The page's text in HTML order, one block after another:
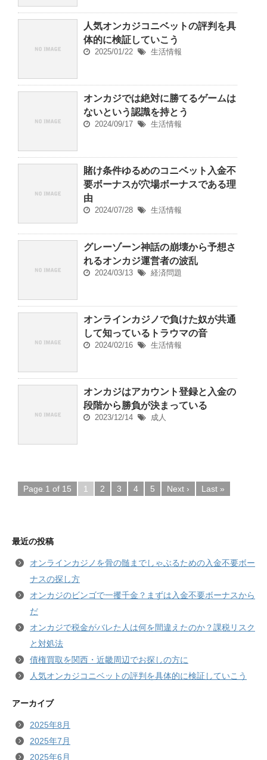
人気オンカジコニベットの評判を具
体的に検証していこう
2025/01/22 生活情報
オンカジでは絶対に勝てるゲームは
ないという認識を持とう
2024/09/17 生活情報
賭け条件ゆるめのコニベット入金不
要ボーナスが穴場ボーナスである理
由
2024/07/28 生活情報
グレーゾーン神話の崩壊から予想さ
れるオンカジ運営者の波乱
2024/03/13 経済問題
オンラインカジノで負けた奴が共通
して知っているトラウマの音
2024/02/16 生活情報
オンカジはアカウント登録と入金の
段階から勝負が決まっている
2023/12/14 成人
Page 1 of 15 1 2 3 4 5 Next › Last »
最近の投稿
オンラインカジノを骨の髄までしゃぶるための入金不要ボー
ナスの探し方
オンカジのビンゴで一攫千金？まずは入金不要ボーナスから
だ
オンカジで税金がバレた人は何を間違えたのか？課税リスク
と対処法
債権買取を関西・近畿周辺でお探しの方に
人気オンカジコニベットの評判を具体的に検証していこう
アーカイブ
2025年8月
2025年7月
2025年6月